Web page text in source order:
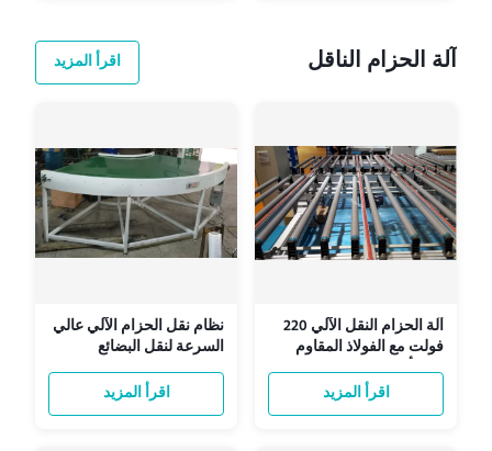
آلة الحزام الناقل اقرأ المزيد
آلة الحزام النقل الآلي 220
فولت مع الفولاذ المقاوم
للصدأ منخفضة الاستهلاك
اقرأ المزيد
نظام نقل الحزام الآلي عالي
السرعة لنقل البضائع
اقرأ المزيد